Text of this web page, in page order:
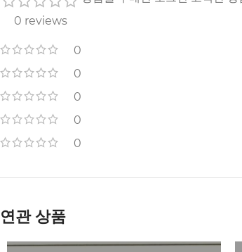
0 reviews
0
0
0
0
0
연관 상품